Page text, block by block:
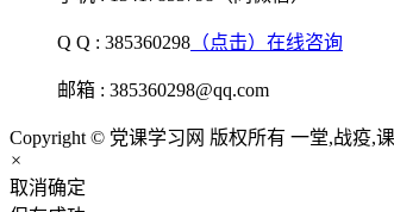
Q Q : 385360298 （点击）在线咨询
邮箱 : 385360298@qq.com
Copyright © 党课学习网 版权所有 一堂,战疫,
×
取消确定